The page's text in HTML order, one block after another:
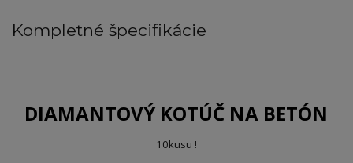
Kompletné špecifikácie
DIAMANTOVÝ KOTÚČ NA BETÓN
10kusu !